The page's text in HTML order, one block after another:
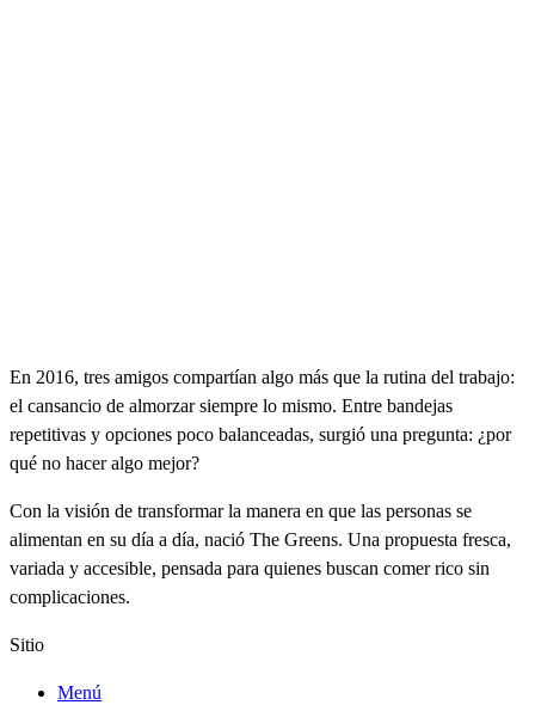
En 2016, tres amigos compartían algo más que la rutina del trabajo:
el cansancio de almorzar siempre lo mismo. Entre bandejas
repetitivas y opciones poco balanceadas, surgió una pregunta: ¿por
qué no hacer algo mejor?
Con la visión de transformar la manera en que las personas se
alimentan en su día a día, nació The Greens. Una propuesta fresca,
variada y accesible, pensada para quienes buscan comer rico sin
complicaciones.
Sitio
Menú